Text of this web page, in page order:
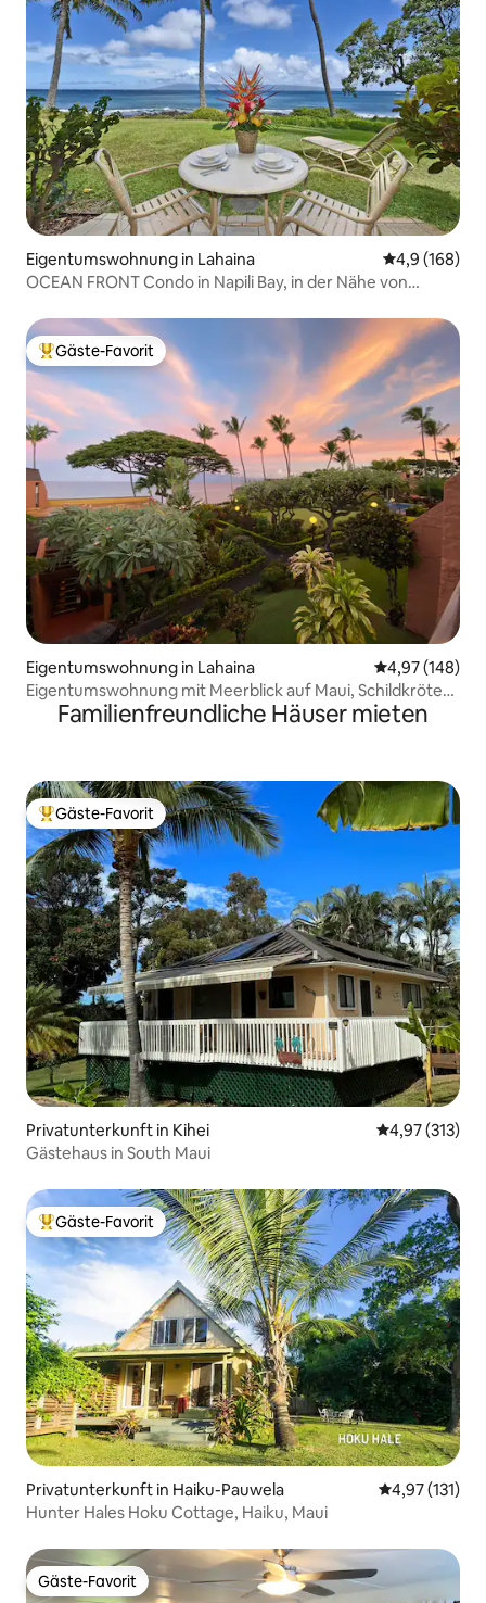
Eigentumswohnung in Lahaina
4,9 (168)
OCEAN FRONT Condo in Napili Bay, in der Nähe von
Beliebter Gäste-Favorit.
Gäste-Favorit
Eigentumswohnung in Lahaina
4,97 (148)
Eigentumswohnung mit Meerblick auf Maui, Schildkröten,
Wale, Regenbögen
Familienfreundliche Häuser mieten
Beliebter Gäste-Favorit.
Gäste-Favorit
Privatunterkunft in Kihei
4,97 (313)
Gästehaus in South Maui
Beliebter Gäste-Favorit.
Gäste-Favorit
Privatunterkunft in Haiku-Pauwela
4,97 (131)
Hunter Hales Hoku Cottage, Haiku, Maui
Gäste-Favorit
Gäste-Favorit